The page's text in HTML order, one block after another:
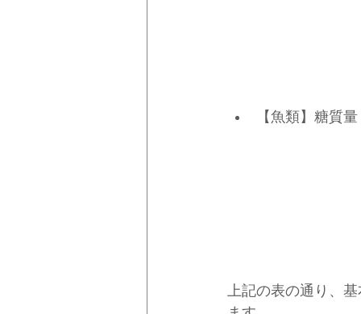
【魚類】糖質量
上記の表の通り、